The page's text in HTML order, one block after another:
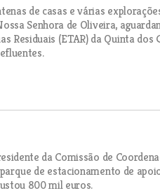
de casas e várias
Senhora de Oliveira,
(ETAR) da Quinta dos
da Comissão de
de estacionamento de
800 mil euros.